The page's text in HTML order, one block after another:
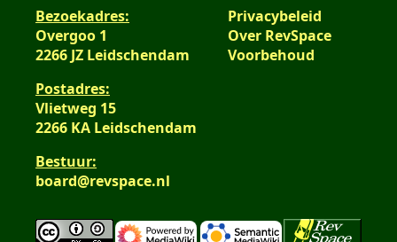
Bezoekadres:
Overgoo 1
2266 JZ Leidschendam
Postadres:
Vlietweg 15
2266 KA Leidschendam
Bestuur:
board@revspace.nl
Privacybeleid
Over RevSpace
Voorbehoud